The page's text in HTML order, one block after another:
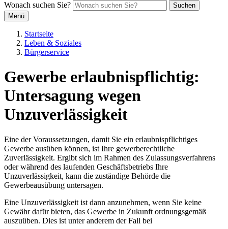
Wonach suchen Sie?
Suchen
Menü
Startseite
Leben & Soziales
Bürgerservice
Gewerbe erlaubnispflichtig:
Untersagung wegen
Unzuverlässigkeit
Eine der Voraussetzungen, damit Sie ein erlaubnispflichtiges
Gewerbe ausüben können, ist Ihre gewerberechtliche
Zuverlässigkeit. Ergibt sich im Rahmen des Zulassungsverfahrens
oder während des laufenden Geschäftsbetriebs Ihre
Unzuverlässigkeit, kann die zuständige Behörde die
Gewerbeausübung untersagen.
Eine Unzuverlässigkeit ist dann anzunehmen, wenn Sie keine
Gewähr dafür bieten, das Gewerbe in Zukunft ordnungsgemäß
auszuüben. Dies ist unter anderem der Fall bei